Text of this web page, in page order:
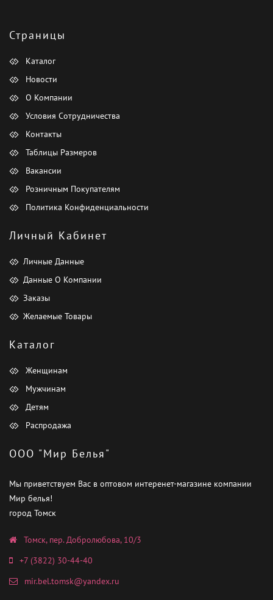
Страницы
Каталог
Новости
О Компании
Условия Сотрудничества
Контакты
Таблицы Размеров
Вакансии
Розничным Покупателям
Политика Конфиденциальности
Личный Кабинет
Личные Данные
Данные О Компании
Заказы
Желаемые Товары
Каталог
Женщинам
Мужчинам
Детям
Распродажа
ООО "Мир Белья"
Мы приветствуем Вас в оптовом интеренет-магазине компании
Мир белья!
город Томск
Томск, пер. Добролюбова, 10/3
+7 (3822) 30-44-40
mir.bel.tomsk@yandex.ru